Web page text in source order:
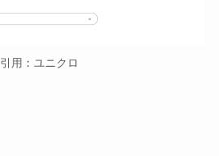
引用：ユニクロ